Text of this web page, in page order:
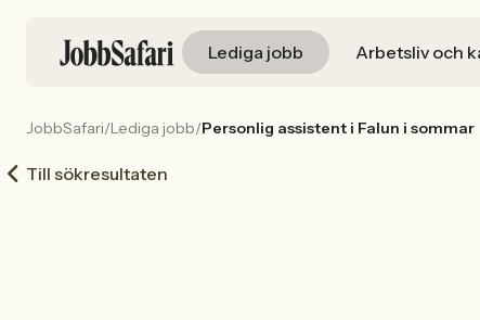
Lediga jobb Arbetsliv och
JobbSafari/Lediga jobb/Personlig assistent i Falun i sommar
Till sökresultaten